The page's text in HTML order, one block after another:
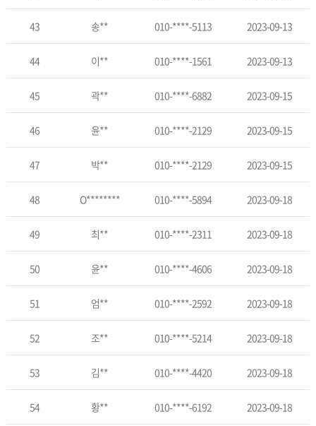
43 송** 010-****-5113 2023-09-13
44 이** 010-****-1561 2023-09-13
45 곽** 010-****-6882 2023-09-15
46 윤** 010-****-2129 2023-09-15
47 박** 010-****-2129 2023-09-15
48 O******** 010-****-5894 2023-09-18
49 최** 010-****-2311 2023-09-18
50 윤** 010-****-4606 2023-09-18
51 엄** 010-****-2592 2023-09-18
52 조** 010-****-5214 2023-09-18
53 김** 010-****-4420 2023-09-18
54 황** 010-****-6192 2023-09-18